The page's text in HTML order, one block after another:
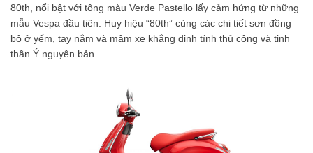
80th, nổi bật với tông màu Verde Pastello lấy cảm hứng từ những
mẫu Vespa đầu tiên. Huy hiệu “80th” cùng các chi tiết sơn đồng
bộ ở yếm, tay nắm và mâm xe khẳng định tính thủ công và tinh
thần Ý nguyên bản.